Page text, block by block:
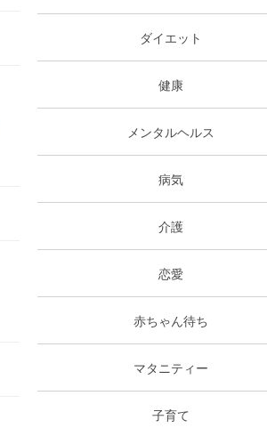
ダイエット
健康
メンタルヘルス
病気
介護
恋愛
赤ちゃん待ち
マタニティー
子育て